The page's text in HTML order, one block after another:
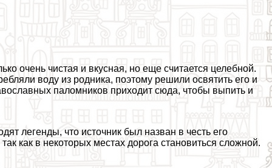
очень чистая и вкусная, но еще считается целебной.
воду из родника, поэтому решили освятить его и
паломников приходит сюда, чтобы выпить и
легенды, что источник был назван в честь его
как в некоторых местах дорога становиться сложной.